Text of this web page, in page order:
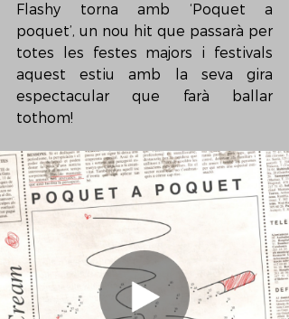
Flashy torna amb ‘Poquet a
poquet’, un nou hit que passarà per
totes les festes majors i festivals
aquest estiu amb la seva gira
espectacular que farà ballar
tothom!